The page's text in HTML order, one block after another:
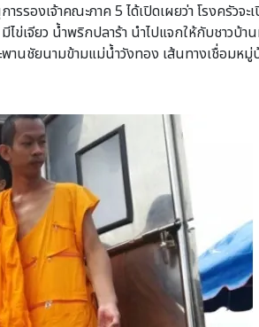
ารรองเจ้าคณะภาค 5 ได้เปิดเผยว่า โรงครัว
ข่เจียว น้ำพริกปลาร้า นำไปแจกให้กับชาว
านชัยนามข้ามแม่น้ำวังทอง เส้นทางเชื่อมห